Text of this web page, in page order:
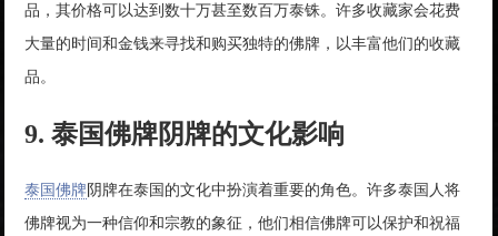
品，其价格可以达到数十万甚至数百万泰铢。许多收藏家会花费
大量的时间和金钱来寻找和购买独特的佛牌，以丰富他们的收藏
品。
9. 泰国佛牌阴牌的文化影响
泰国佛牌 阴牌在泰国的文化中扮演着重要的角色。许多泰国人将
佛牌视为一种信仰和宗教的象征，他们相信佛牌可以保护和祝福